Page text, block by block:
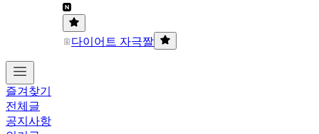
다이어트 자극짤
즐겨찾기
전체글
공지사항